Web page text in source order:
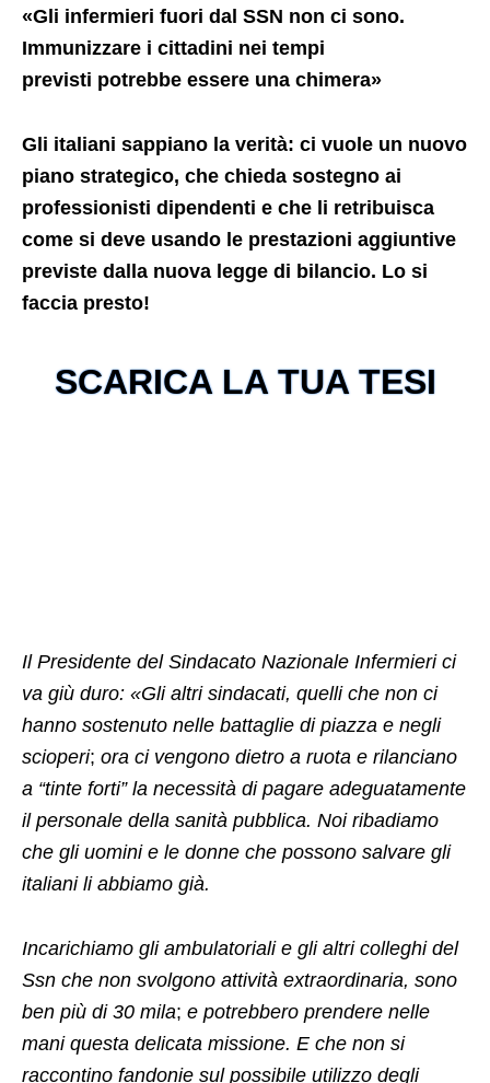
«Gli infermieri fuori dal SSN non ci sono.
Immunizzare i cittadini nei tempi
previsti potrebbe essere una chimera»
Gli italiani sappiano la verità: ci vuole un nuovo
piano strategico, che chieda sostegno ai
professionisti dipendenti e che li retribuisca
come si deve usando le prestazioni aggiuntive
previste dalla nuova legge di bilancio. Lo si
faccia presto!
SCARICA LA TUA TESI
Il Presidente del Sindacato Nazionale Infermieri ci
va giù duro: «Gli altri sindacati, quelli che non ci
hanno sostenuto nelle battaglie di piazza e negli
scioperi; ora ci vengono dietro a ruota e rilanciano
a “tinte forti” la necessità di pagare adeguatamente
il personale della sanità pubblica. Noi ribadiamo
che gli uomini e le donne che possono salvare gli
italiani li abbiamo già.
Incarichiamo gli ambulatoriali e gli altri colleghi del
Ssn che non svolgono attività extraordinaria, sono
ben più di 30 mila; e potrebbero prendere nelle
mani questa delicata missione. E che non si
raccontino fandonie sul possibile utilizzo degli